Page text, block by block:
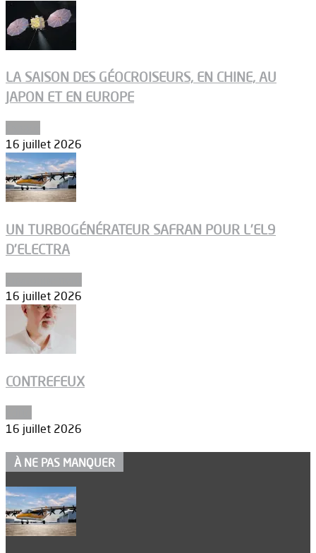
LA SAISON DES GÉOCROISEURS, EN CHINE, AU
JAPON ET EN EUROPE
16 juillet 2026
UN TURBOGÉNÉRATEUR SAFRAN POUR L’EL9
D’ELECTRA
16 juillet 2026
CONTREFEUX
16 juillet 2026
À NE PAS MANQUER